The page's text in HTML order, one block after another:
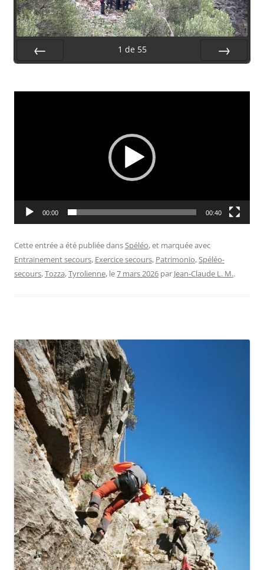
1 de 55
00:00 00:40
Cette entrée a été publiée dansSpéléo, et marquée avec
Entrainement secours, Exercice secours, Patrimonio,Spéléo-
secours,Tozza,Tyrolienne, le7 mars 2026 par Jean-Claude L. M..